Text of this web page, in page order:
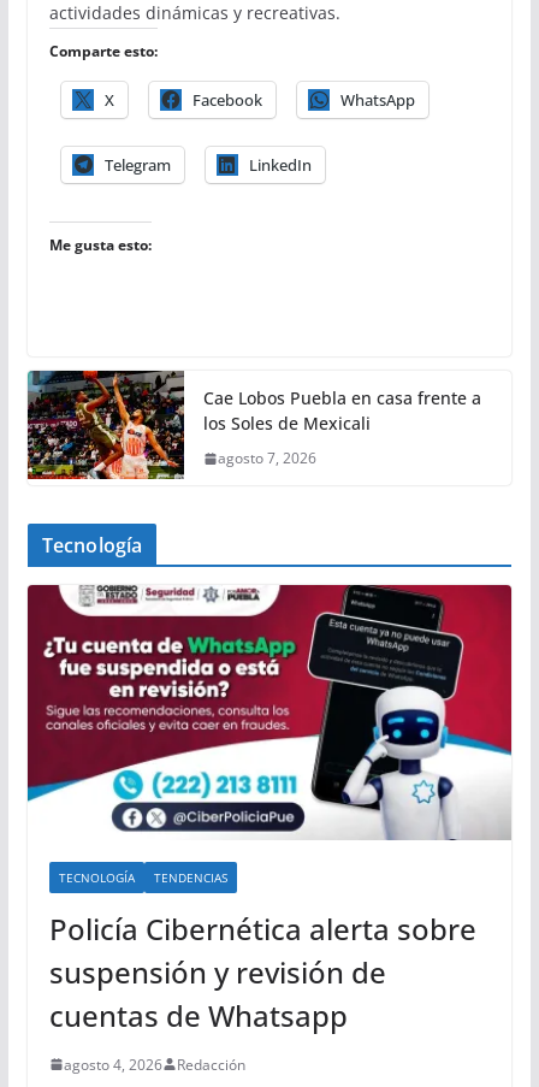
actividades dinámicas y recreativas.
Comparte esto:
X Facebook WhatsApp
Telegram LinkedIn
Me gusta esto:
Cae Lobos Puebla en casa frente a
los Soles de Mexicali
agosto 7, 2026
Tecnología
TECNOLOGÍA TENDENCIAS
Policía Cibernética alerta sobre
suspensión y revisión de
cuentas de Whatsapp
agosto 4, 2026 Redacción